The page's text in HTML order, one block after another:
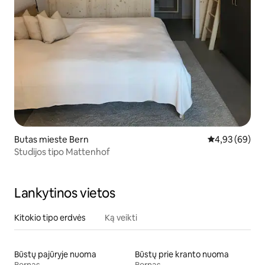
Butas mieste Bern Vidutinis
4,93 (69)
Studijos tipo Mattenhof
Lankytinos vietos
Kitokio tipo erdvės Ką veikti
Būstų pajūryje nuoma
Būstų prie kranto nuoma